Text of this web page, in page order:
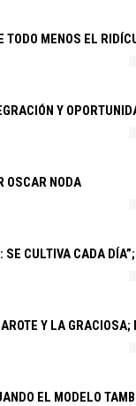
TODO MENOS EL
Y
OSCAR NODA
SE CULTIVA CADA
Y LA
EL MODELO